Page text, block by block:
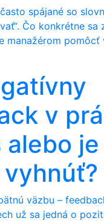
spájané so
Čo konkrétne sa
manažérom pomôcť
v
alebo
väzbu –
už sa jedná o